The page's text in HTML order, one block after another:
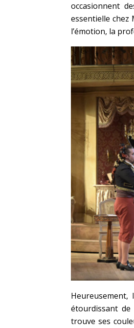
occasionnent
essentielle chez
l’émotion, la
étourdissant de
trouve ses